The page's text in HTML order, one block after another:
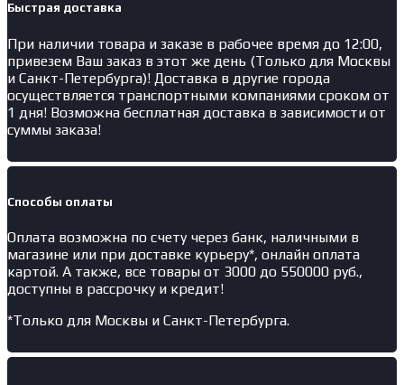
Быстрая доставка
При наличии товара и заказе в рабочее время до 12:00,
привезем Ваш заказ в этот же день (Только для Москвы
и Санкт-Петербурга)! Доставка в другие города
осуществляется транспортными компаниями сроком от
1 дня! Возможна бесплатная доставка в зависимости от
суммы заказа!
Способы оплаты
Оплата возможна по счету через банк, наличными в
магазине или при доставке курьеру*, онлайн оплата
картой. А также, все товары от 3000 до 550000 руб.,
доступны в рассрочку и кредит!
*Только для Москвы и Санкт-Петербурга.